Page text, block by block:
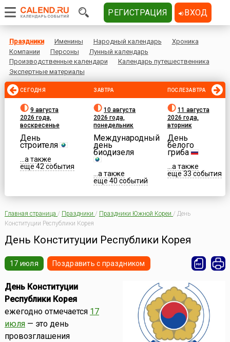
Праздники Именины Народный календарь
Хроника
Компании
Персоны
Лунный календарь
Производственные календари
Календарь путешественника
Экспертные материалы
СЕГОДНЯ
9 августа
2026 года,
воскресенье
День
строителя
...а также
еще 42 события
ЗАВТРА
10 августа
2026 года,
понедельник
Международный
день
биодизеля
...а также
еще 40 событий
ПОСЛЕЗАВТРА
11 августа
2026 года,
вторник
День
белого
гриба
...а также
еще 33 события
Главная страница / Праздники / Праздники Южной Кореи / День
Конституции Республики Корея
День Конституции Республики Корея
17 июля Поздравить с праздником
День Конституции
Республики Корея
ежегодно отмечается 17
июля— это день
провозглашения
РЕГИСТРАЦИЯ ВХОД